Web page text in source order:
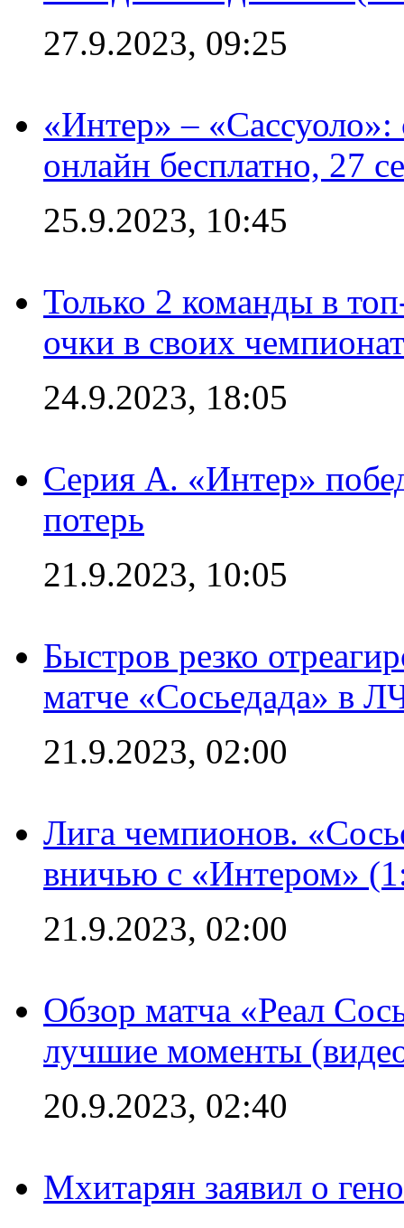
27.9.2023, 09:25
«Интер» –
онлайн бесплатно, 27
25.9.2023, 10:45
Только 2 команды в
очки в своих
24.9.2023, 18:05
Серия А. «Интер»
потерь
21.9.2023, 10:05
Быстров резко
матче «Сосьедада» в
21.9.2023, 02:00
Лига чемпионов.
вничью с «Интером»
21.9.2023, 02:00
Обзор матча «Реал
лучшие моменты
20.9.2023, 02:40
Мхитарян заявил о